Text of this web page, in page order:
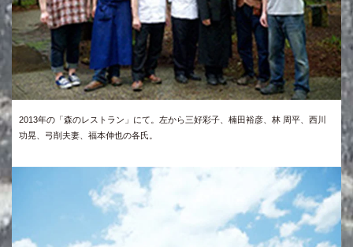
2013年の「森のレストラン」にて。左から三好彩子、楠田裕彦、林 周平、西川
功晃、弓削夫妻、福本伸也の各氏。